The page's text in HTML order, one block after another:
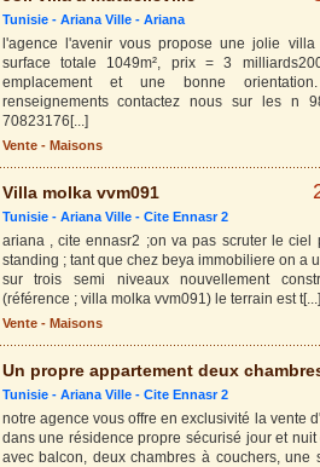
Tunisie - Ariana Ville- Ariana
l'agence l'avenir vous propose une jolie
surface totale 1049m², prix = 3
emplacement et une bonne
renseignements contactez nous sur les n
70823176 [...]
Vente - Maisons
Villa molka vvm091
Tunisie - Ariana Ville- Cite Ennasr 2
ariana , cite ennasr2 ;on va pas scruter le ciel
standing ; tant que chez beya immobiliere on a
sur trois semi niveaux nouvellement
(référence ; villa molka vvm091) le terrain est t[...]
Vente - Maisons
Un propre appartement deux
Tunisie - Ariana Ville- Cite Ennasr 2
notre agence vous offre en exclusivité la vente
dans une résidence propre sécurisé jour et
avec balcon, deux chambres à couchers, une